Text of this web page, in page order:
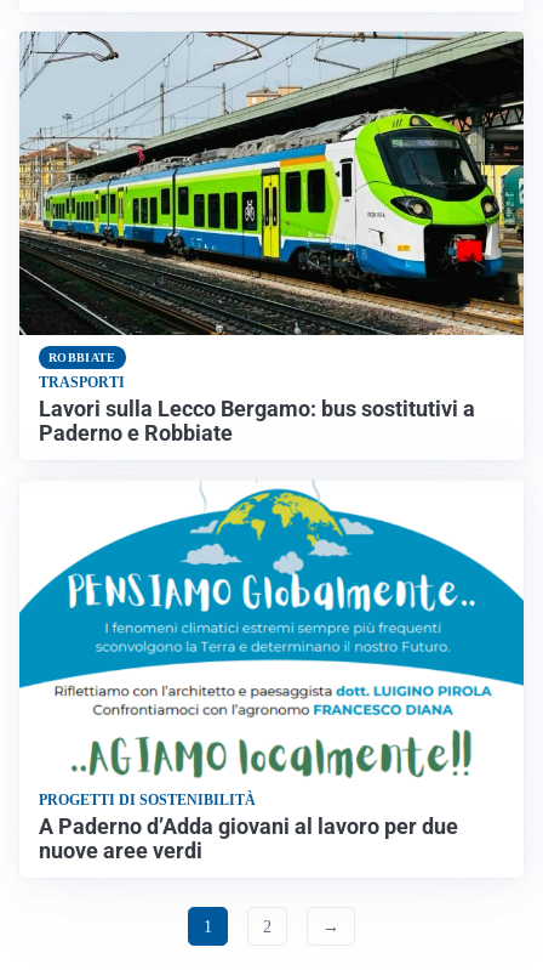
ROBBIATE
TRASPORTI
Lavori sulla Lecco Bergamo: bus sostitutivi a
Paderno e Robbiate
PROGETTI DI SOSTENIBILITÀ
A Paderno d’Adda giovani al lavoro per due
nuove aree verdi
1 2 →